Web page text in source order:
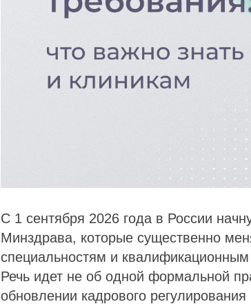
С 1 сентября 2026 года в России
Минздрава, которые существенно
специальностям и
Речь идет не об одной формальной
обновлении кадрового